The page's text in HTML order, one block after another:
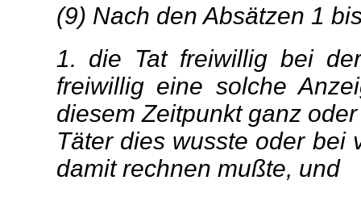
(9) Nach den Absätzen 1
1. die Tat freiwillig bei
freiwillig eine solche
diesem Zeitpunkt ganz
Täter dies wusste oder bei
damit rechnen mußte, und